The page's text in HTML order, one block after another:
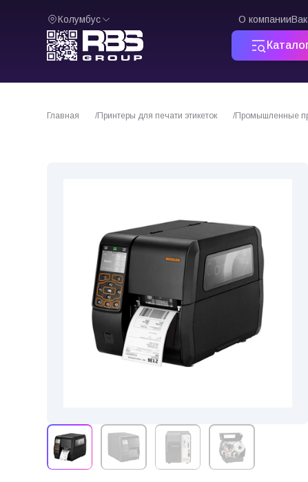
Колумбус О компании
Главная Принтеры для печати этикеток Промышленные